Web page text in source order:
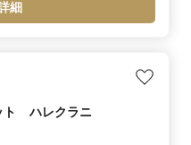
細
ト ハレクラニ